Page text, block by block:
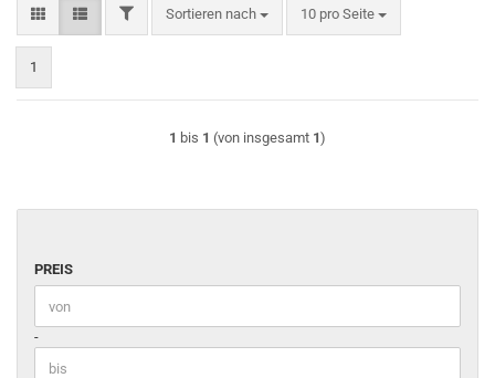
FILTERSortieren nach
Sortieren nach 10 pro Seite
pro Seite
1
1 bis 1 (von insgesamt 1)
PREIS
PREIS
Preis bis
-